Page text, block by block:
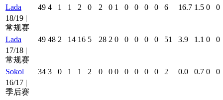
Lada
49 4 1 1 2 0 2 0 1 0 0 0 0 6 16.7 1.5 0
0
18/19 |
常规赛
Lada
49 48 2 14 16 5 28 2 0 0 0 0 0 51 3.9 1.1 0
0
17/18 |
常规赛
Sokol
34 3 0 1 1 2 0 0 0 0 0 0 0 2 0.0 0.7 0
0
16/17 |
季后赛